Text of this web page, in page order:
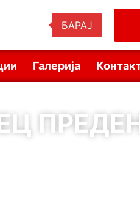
БАРАЈ
Галерија